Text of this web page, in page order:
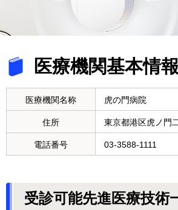
医療機関基本情報
医療機関名称 虎の門病院
住所 東京都港区虎ノ門
電話番号 03-3588-1111
受診可能先進医療技術